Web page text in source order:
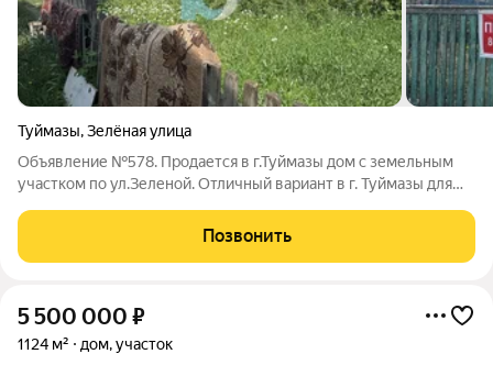
Туймазы,Зелёная улица
Объявление №578. Продается в г.Туймазы дом с земельным
участком по ул.Зеленой. Отличный вариант в г. Туймазы для
черте города. Дом расположен в удобном районе с развитой
Позвонить
5 500 000 ₽
1124 м² дом, участок